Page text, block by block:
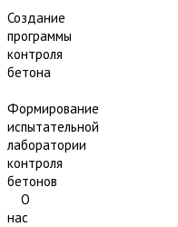
Создание
программы
контроля
бетона
Формирование
испытательной
лаборатории
контроля
бетонов
О
нас